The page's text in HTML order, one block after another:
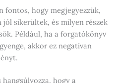
fontos, hogy megjegyezzük,
jól sikerültek, és milyen részek
Például, ha a forgatókönyv
akkor ez negatívan
hangsúlyozza, hogy a